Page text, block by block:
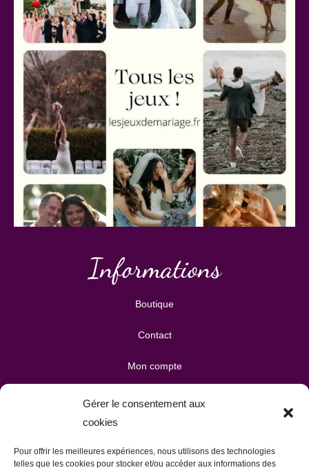
Gérer le consentement aux
cookies
Pour offrir les meilleures expériences, nous utilisons des technologies
telles que les cookies pour stocker et/ou accéder aux informations des
Informations
Boutique
Contact
Mon compte
Mes téléchargements
Publicité & partenariats